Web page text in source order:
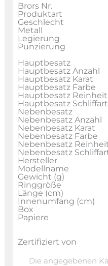
Brors Nr.
Produktart
Geschlecht
Metall
Legierung
Punzierung
Hauptbesatz
Hauptbesatz Anzahl
Hauptbesatz Karat
Hauptbesatz Farbe
Hauptbesatz Reinheit
Hauptbesatz Schliffart
Nebenbesatz
Nebenbesatz Anzahl
Nebenbesatz Karat
Nebenbesatz Farbe
Nebenbesatz
Nebenbesatz
Hersteller
Modellname
Gewicht (g)
Ringgröße
Länge (cm)
Innenumfang (cm)
Box
Papiere
Zertifiziert von
Die angegebenen